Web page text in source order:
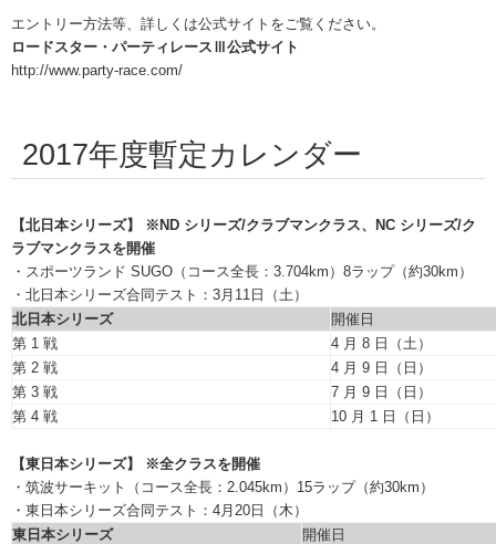
エントリー方法等、詳しくは公式サイトをご覧ください。
ロードスター・パーティレースⅢ公式サイト
http://www.party-race.com/
2017年度暫定カレンダー
【北日本シリーズ】 ※ND シリーズ/クラブマンクラス、NC シリーズ/ク
ラブマンクラスを開催
・スポーツランド SUGO（コース全長：3.704km）8ラップ（約30km）
・北日本シリーズ合同テスト：3月11日（土）
北日本シリーズ
開催日
第 1 戦
4 月 8 日（土）
第 2 戦
4 月 9 日（日）
第 3 戦
7 月 9 日（日）
第 4 戦
10 月 1 日（日）
【東日本シリーズ】 ※全クラスを開催
・筑波サーキット（コース全長：2.045km）15ラップ（約30km）
・東日本シリーズ合同テスト：4月20日（木）
東日本シリーズ
開催日